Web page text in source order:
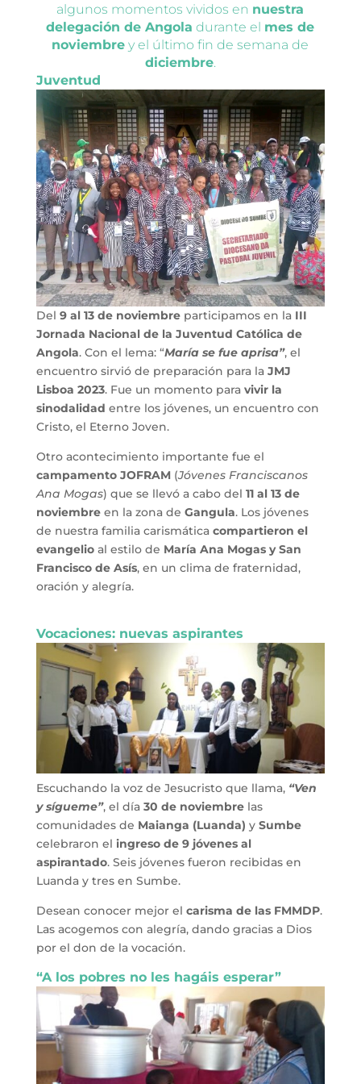
algunos momentos vividos en nuestra
delegación de Angola durante el mes de
noviembre y el último fin de semana de
diciembre.
Juventud
Del 9 al 13 de noviembreparticipamos en la III
Jornada Nacional de la Juventud Católica de
Angola. Con el lema: “María se fue aprisa”, el
encuentro sirvió de preparación para la JMJ
Lisboa 2023. Fue un momento para vivir la
sinodalidad entre los jóvenes, un encuentro con
Cristo, el Eterno Joven.
Otro acontecimiento importante fue el
campamento JOFRAM(Jóvenes Franciscanos
Ana Mogas) que se llevó a cabo del 11 al 13 de
noviembreen la zona de Gangula. Los jóvenes
de nuestra familia carismática compartieron el
evangelioal estilo de María Ana Mogas y San
Francisco de Asís, en un clima de fraternidad,
oración y alegría.
Vocaciones: nuevas aspirantes
Escuchando la voz de Jesucristo que llama, “Ven
y sígueme”, el día 30 de noviembrelas
comunidades de Maianga (Luanda) y Sumbe
celebraron el ingreso de 9 jóvenes al
aspirantado. Seis jóvenes fueron recibidas en
Luanda y tres en Sumbe.
Desean conocer mejor el carisma de las FMMDP.
Las acogemos con alegría, dando gracias a Dios
por el don de la vocación.
“A los pobres no les hagáis esperar”